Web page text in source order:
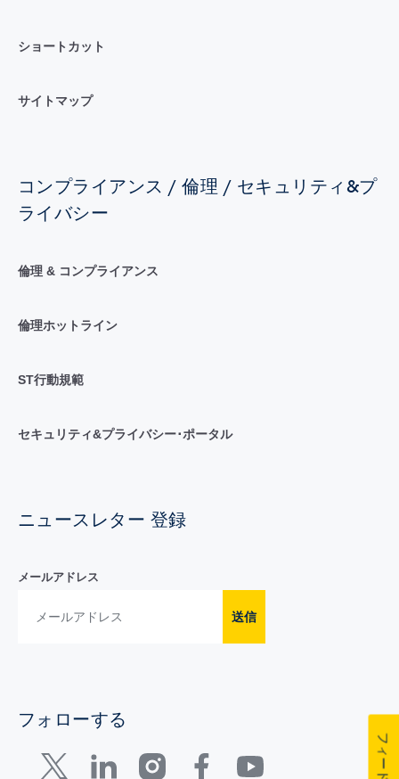
ショートカット
サイトマップ
コンプライアンス / 倫理 / セキュリティ&プ
ライバシー
倫理 & コンプライアンス
倫理ホットライン
ST行動規範
セキュリティ&プライバシー･ポータル
ニュースレター 登録
メールアドレス
送信
フォローする